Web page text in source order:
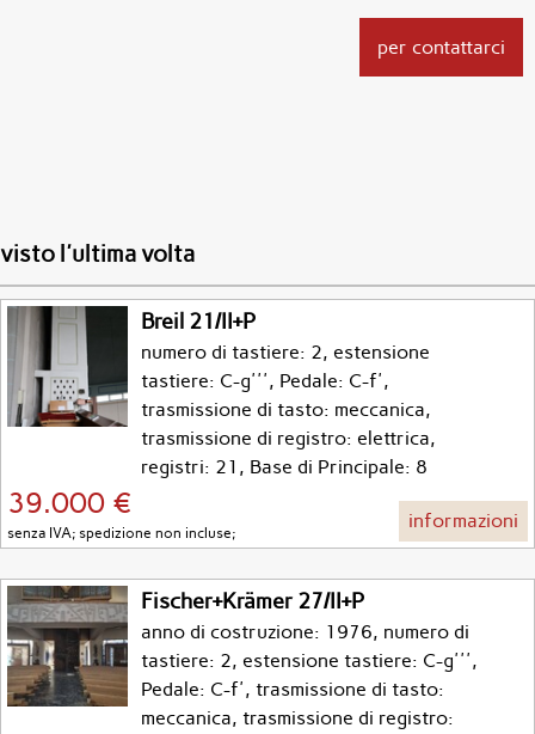
per contattarci
visto l'ultima volta
Breil 21/II+P
numero di tastiere: 2, estensione
tastiere: C-g''', Pedale: C-f',
trasmissione di tasto: meccanica,
trasmissione di registro: elettrica,
registri: 21, Base di Principale: 8
39.000 €
senza IVA; spedizione non incluse;
informazioni
Fischer+Krämer 27/II+P
anno di costruzione: 1976, numero di
tastiere: 2, estensione tastiere: C-g''',
Pedale: C-f', trasmissione di tasto:
meccanica, trasmissione di registro: